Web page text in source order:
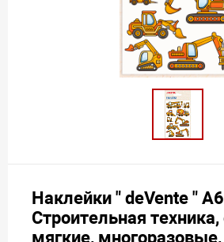
Наклейки " deVente " А6
Строительная
мягкие, многоразовые,